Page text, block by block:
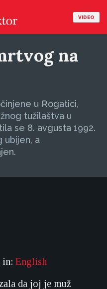
VIDEO
na
u Rogatici,
tužilaštva u
se 8. avgusta 1992.
ubijen, a
in: English
da joj je muž